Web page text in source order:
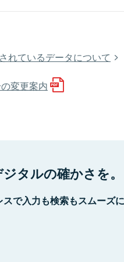
れているデータについて
変更案内
タルの確かさを。
スで入力も検索もスムーズ